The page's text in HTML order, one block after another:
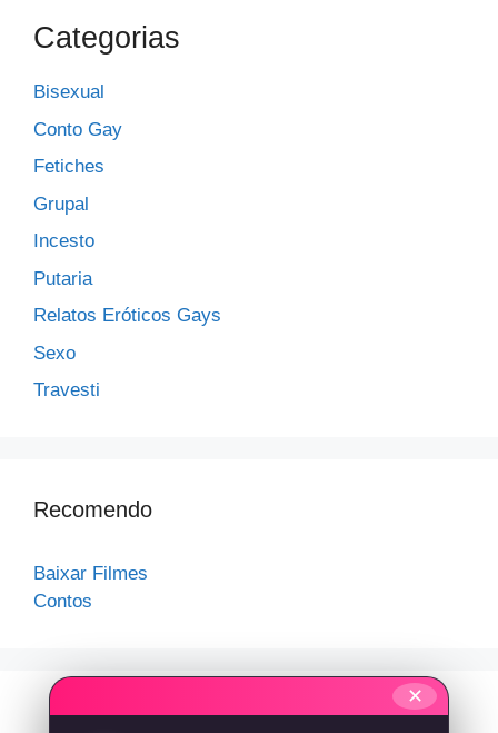
Categorias
Bisexual
Conto Gay
Fetiches
Grupal
Incesto
Putaria
Relatos Eróticos Gays
Sexo
Travesti
Recomendo
Baixar Filmes
Contos
✕